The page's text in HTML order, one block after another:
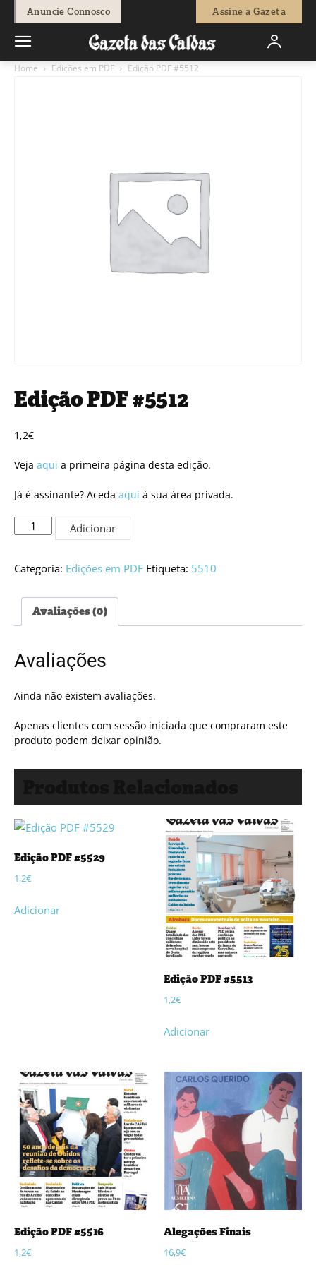
Anuncie Connosco Assine a Gazeta
Home Edições em PDF Edição PDF #5512
Edição PDF #5512
1,2€
Veja aqui a primeira página desta edição.
Já é assinante? Aceda aqui à sua área privada.
Quantidade
de
PDF
Adicionar
Categoria: Edições em PDF Etiqueta: 5510
Avaliações (0)
Avaliações
Ainda não existem avaliações.
Apenas clientes com sessão iniciada que compraram este
produto podem deixar opinião.
Edição PDF #5529
1,2€
Adicionar
Edição PDF #5513
1,2€
Adicionar
Edição PDF #5516
1,2€
Alegações Finais
16,9€